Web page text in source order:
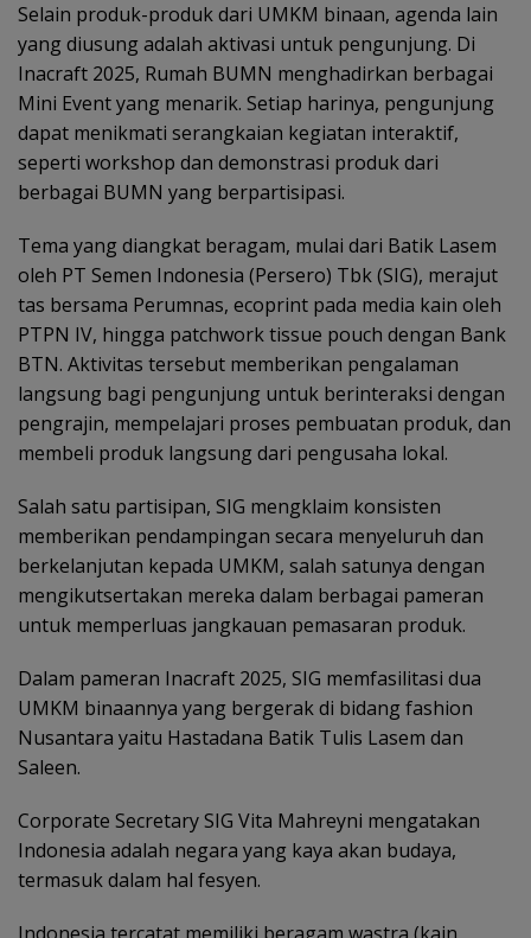
Selain produk-produk dari UMKM binaan, agenda lain
yang diusung adalah aktivasi untuk pengunjung. Di
Inacraft 2025, Rumah BUMN menghadirkan berbagai
Mini Event yang menarik. Setiap harinya, pengunjung
dapat menikmati serangkaian kegiatan interaktif,
seperti workshop dan demonstrasi produk dari
berbagai BUMN yang berpartisipasi.
Tema yang diangkat beragam, mulai dari Batik Lasem
oleh PT Semen Indonesia (Persero) Tbk (SIG), merajut
tas bersama Perumnas, ecoprint pada media kain oleh
PTPN IV, hingga patchwork tissue pouch dengan Bank
BTN. Aktivitas tersebut memberikan pengalaman
langsung bagi pengunjung untuk berinteraksi dengan
pengrajin, mempelajari proses pembuatan produk, dan
membeli produk langsung dari pengusaha lokal.
Salah satu partisipan, SIG mengklaim konsisten
memberikan pendampingan secara menyeluruh dan
berkelanjutan kepada UMKM, salah satunya dengan
mengikutsertakan mereka dalam berbagai pameran
untuk memperluas jangkauan pemasaran produk.
Dalam pameran Inacraft 2025, SIG memfasilitasi dua
UMKM binaannya yang bergerak di bidang fashion
Nusantara yaitu Hastadana Batik Tulis Lasem dan
Saleen.
Corporate Secretary SIG Vita Mahreyni mengatakan
Indonesia adalah negara yang kaya akan budaya,
termasuk dalam hal fesyen.